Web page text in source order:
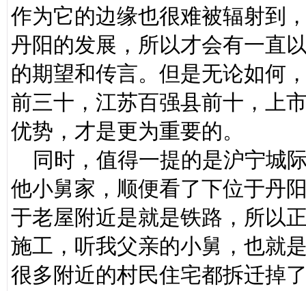
作为它的边缘也很难被辐射到
丹阳的发展，所以才会有一直
的期望和传言。但是无论如何
前三十，江苏百强县前十，上
优势，才是更为重要的。
同时，值得一提的是沪宁城
他小舅家，顺便看了下位于丹
于老屋附近是就是铁路，所以
施工，听我父亲的小舅，也就
很多附近的村民住宅都拆迁掉